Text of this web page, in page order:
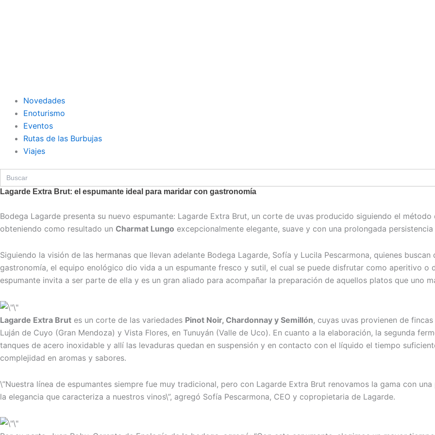
Novedades
Enoturismo
Eventos
Rutas de las Burbujas
Viajes
Search
for:
Lagarde Extra Brut: el espumante ideal para maridar con gastronomía
Bodega Lagarde presenta su nuevo espumante: Lagarde Extra Brut, un corte de uvas producido siguiendo el
obteniendo como resultado un Charmat Lungo excepcionalmente elegante, suave y con una prolongada persistencia
Siguiendo la visión de las hermanas que llevan adelante Bodega Lagarde, Sofía y Lucila Pescarmona, quienes
gastronomía, el equipo enológico dio vida a un espumante fresco y sutil, el cual se puede disfrutar como aperitivo o
espumante invita a ser parte de ella y es un gran aliado para acompañar la preparación de aquellos platos que uno
Lagarde Extra Brut es un corte de las variedades Pinot Noir, Chardonnay y Semillón, cuyas uvas provienen de
Luján de Cuyo (Gran Mendoza) y Vista Flores, en Tunuyán (Valle de Uco). En cuanto a la elaboración, la segunda
tanques de acero inoxidable y allí las levaduras quedan en suspensión y en contacto con el líquido el tiempo
complejidad en aromas y sabores.
\”Nuestra línea de espumantes siempre fue muy tradicional, pero con Lagarde Extra Brut renovamos la gama con
la elegancia que caracteriza a nuestros vinos\”, agregó Sofía Pescarmona, CEO y copropietaria de Lagarde.